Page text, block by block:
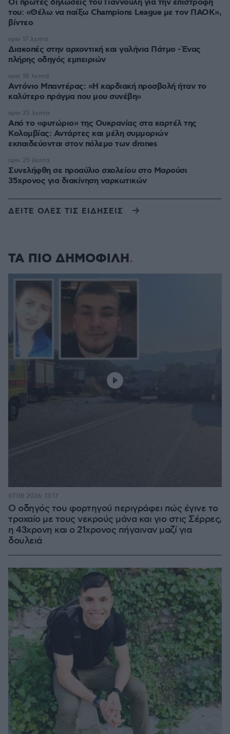
Οι πρώτες δηλώσεις του Γιαννούλη για την επιστροφή
του: «Θέλω να παίξω Champions League με τον ΠΑΟΚ»,
βίντεο
Διακοπές στην αρχοντική και γαλήνια Πάτμο -Ένας
πλήρης οδηγός εμπειριών
πριν 17 λεπτά
Αντόνιο Μπαντέρας: «Η καρδιακή προσβολή ήταν το
καλύτερο πράγμα που μου συνέβη»
πριν 18 λεπτά
Από το «φυτώριο» της Ουκρανίας στα καρτέλ της
Κολομβίας: Αντάρτες και μέλη συμμοριών
εκπαιδεύονται στον πόλεμο των drones
πριν 25 λεπτά
Συνελήφθη σε προαύλιο σχολείου στο Μαρούσι
35χρονος για διακίνηση ναρκωτικών
πριν 25 λεπτά
ΔΕΙΤΕ ΟΛΕΣ ΤΙΣ ΕΙΔΗΣΕΙΣ
ΤΑ ΠΙΟ ΔΗΜΟΦΙΛΗ
Ο οδηγός του φορτηγού περιγράφει πώς έγινε το
τροχαίο με τους νεκρούς μάνα και γιο στις Σέρρες,
η 43χρονη και ο 21χρονος πήγαιναν μαζί για
δουλειά
07.08.2026, 13:17